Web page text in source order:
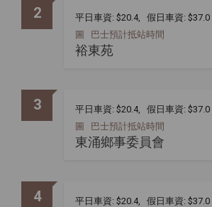
2 平日車資: $20.4, 假日車資: $37.0
圖
巴士預計抵站時間
裕東苑
3 平日車資: $20.4, 假日車資: $37.0
圖
巴士預計抵站時間
東涌鄉事委員會
4 平日車資: $20.4, 假日車資: $37.0